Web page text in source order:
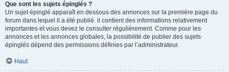
Que sont les sujets épinglés ?
Un sujet épinglé apparaît en dessous des annonces sur la première page du
forum dans lequel il a été publié. il contient des informations relativement
importantes et vous devez le consulter régulièrement. Comme pour les
annonces et les annonces globales, la possibilité de publier des sujets
épinglés dépend des permissions définies par l’administrateur.
Haut